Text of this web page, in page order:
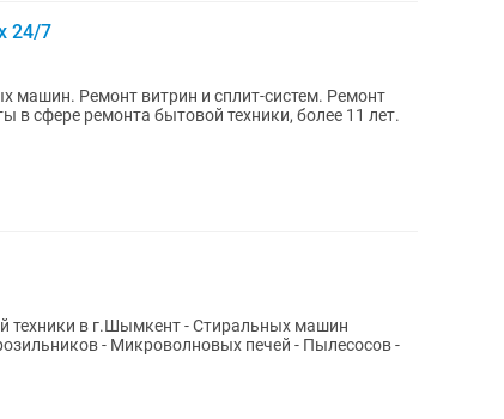
24/7
Ремонт витрин и сплит-систем. Ремонт
в сфере ремонта бытовой техники, более 11 лет.
техники в г.Шымкент - Стиральных машин
- Микроволновых печей - Пылесосов -